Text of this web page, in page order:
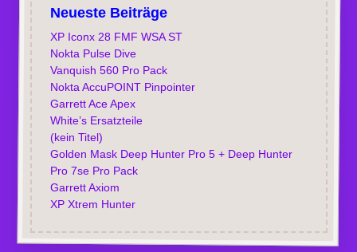
Neueste Beiträge
XP Iconx 28 FMF WSA ST
Nokta Pulse Dive
Vanquish 560 Pro Pack
Nokta AccuPOINT Pinpointer
Garrett Ace Apex
White’s Ersatzteile
(kein Titel)
Golden Mask Deep Hunter Pro 5 + Deep Hunter
Pro 7se Pro Pack
Garrett Axiom
XP Xtrem Hunter